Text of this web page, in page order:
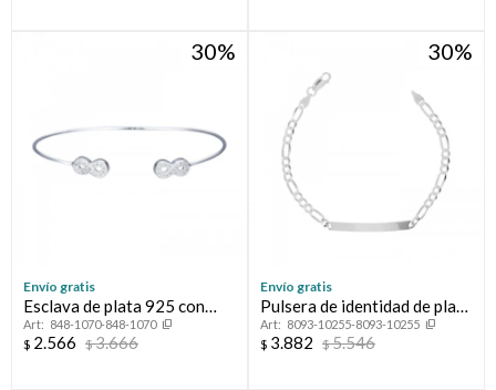
30
Envío gratis
Esclava de plata 925 con
circonias, INFINITO.
848-1070-848-1070
$ 2.566 $3.666
30
Envío gratis
Pulsera de identidad de plata
925.8093-10255-8093-10255
$ 3.882 $5.546